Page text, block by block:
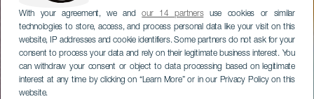
With your agreement, we andour 14 partnersuse cookies or similar
technologies to store, access, and process personal data like your visit on this
website, IP addresses and cookie identifiers. Some partners do not ask for your
consent to process your data and rely on their legitimate business interest. You
can withdraw your consent or object to data processing based on legitimate
interest at any time by clicking on “Learn More” or in our Privacy Policy on this
website.